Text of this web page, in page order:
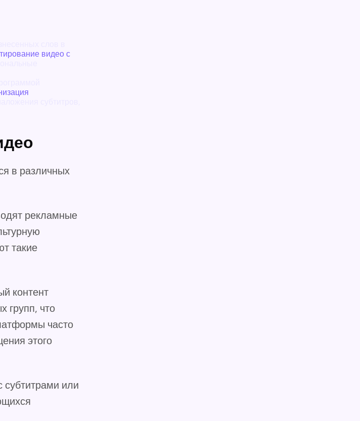
видео с
в различных
рекламные
такие
контент
групп, что
часто
этого
или